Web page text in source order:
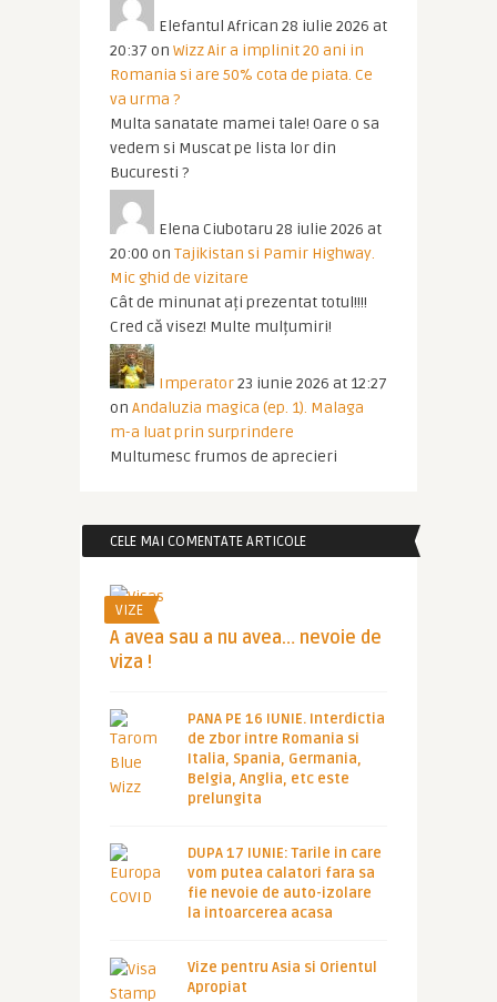
Elefantul African 28 iulie 2026 at
20:37 on Wizz Air a implinit 20 ani in
Romania si are 50% cota de piata. Ce
va urma ?
Multa sanatate mamei tale! Oare o sa
vedem si Muscat pe lista lor din
Bucuresti ?
Elena Ciubotaru 28 iulie 2026 at
20:00 on Tajikistan si Pamir Highway.
Mic ghid de vizitare
Cât de minunat ați prezentat totul!!!!
Cred că visez! Multe mulțumiri!
Imperator23 iunie 2026 at 12:27
on Andaluzia magica (ep. 1). Malaga
m-a luat prin surprindere
Multumesc frumos de aprecieri
CELE MAI COMENTATE ARTICOLE
VIZE
A avea sau a nu avea… nevoie de
viza !
PANA PE 16 IUNIE. Interdictia
de zbor intre Romania si
Italia, Spania, Germania,
Belgia, Anglia, etc este
prelungita
DUPA 17 IUNIE: Tarile in care
vom putea calatori fara sa
fie nevoie de auto-izolare
la intoarcerea acasa
Vize pentru Asia si Orientul
Apropiat